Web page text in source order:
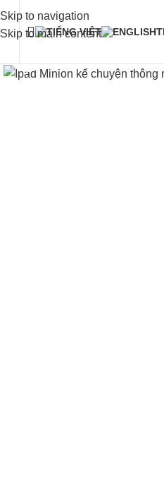
Skip to navigation
Skip to main content